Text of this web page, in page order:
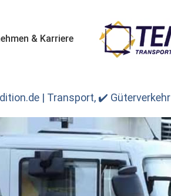
& Karriere
| Transport, ✔️ Güterverkehr